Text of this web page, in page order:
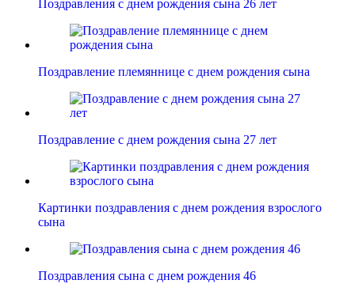
Поздравления с днем рождения сына 26 лет
Поздравление племяннице с днем рождения сына
Поздравление с днем рождения сына 27 лет
Картинки поздравления с днем рождения взрослого
сына
Поздравления сына с днем рождения 46